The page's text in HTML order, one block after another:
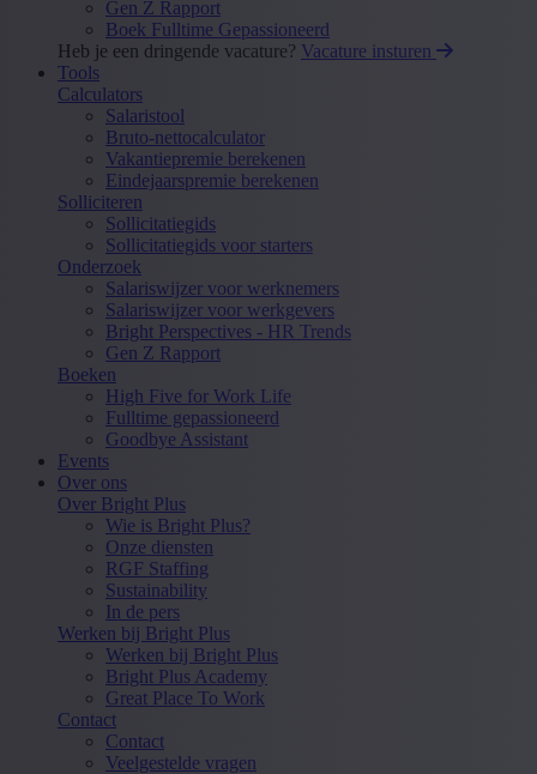
Gen Z Rapport
Boek Fulltime Gepassioneerd
Heb je een dringende vacature? Vacature insturen
Tools
Calculators
Salaristool
Bruto-nettocalculator
Vakantiepremie berekenen
Eindejaarspremie berekenen
Solliciteren
Sollicitatiegids
Sollicitatiegids voor starters
Onderzoek
Salariswijzer voor werknemers
Salariswijzer voor werkgevers
Bright Perspectives - HR Trends
Gen Z Rapport
Boeken
High Five for Work Life
Fulltime gepassioneerd
Goodbye Assistant
Events
Over ons
Over Bright Plus
Wie is Bright Plus?
Onze diensten
RGF Staffing
Sustainability
In de pers
Werken bij Bright Plus
Werken bij Bright Plus
Bright Plus Academy
Great Place To Work
Contact
Contact
Veelgestelde vragen